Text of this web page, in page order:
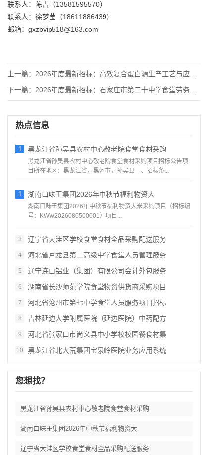
联系人：陈吉（13581595570）
联系人：徐梦莹（18611886439）
邮箱：gxzbvip518@163.com
上一篇： 2026年度最新招标：高效复合蛋白源生产工艺与应用技术研发项
下一篇： 2026年度最新招标：石家庄市第二十中学食堂劳务服务项目公开
热点信息
1 黑龙江省孙吴县农村中心敬老院食堂食材采购
黑龙江省孙吴县农村中心敬老院食堂食材采购项目招标公告项
目所在地区：黑龙江省，黑河市，孙吴县一、招标条...
1 湖南口味王集团2026年中秋节福利物资大
湖南口味王集团2026年中秋节福利物资大米采购项目（招标编
号：KWW2026080500001）项目...
3 辽宁省大洼区学校食堂食材全品采购配送服务
4 河北省卢龙县第二高级中学食堂人员管理服务
5 辽宁连山铝业（集团）有限公司会计外包服务
6 湖南省长沙师范学院食堂物资供货商采购项目
7 河北省沧州市第七中学食堂人员服务项目招标
8 吉林延边大学附属医院（延边医院）中药配方
9 河北省张家口市尚义县中小学校校园餐食材集
10 黑龙江省北大荒集团宝泉岭医院业务应用系统
您想找？
黑龙江省孙吴县农村中心敬老院食堂食材采购
湖南口味王集团2026年中秋节福利物资大
辽宁省大洼区学校食堂食材全品采购配送服务